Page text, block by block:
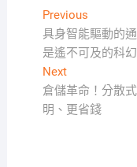
文
章
導
覽
PreviousPrevious
post:
具身智能驅動的
是遙不可及的科幻
NextNext
post:
倉儲革命！分散
明、更省錢